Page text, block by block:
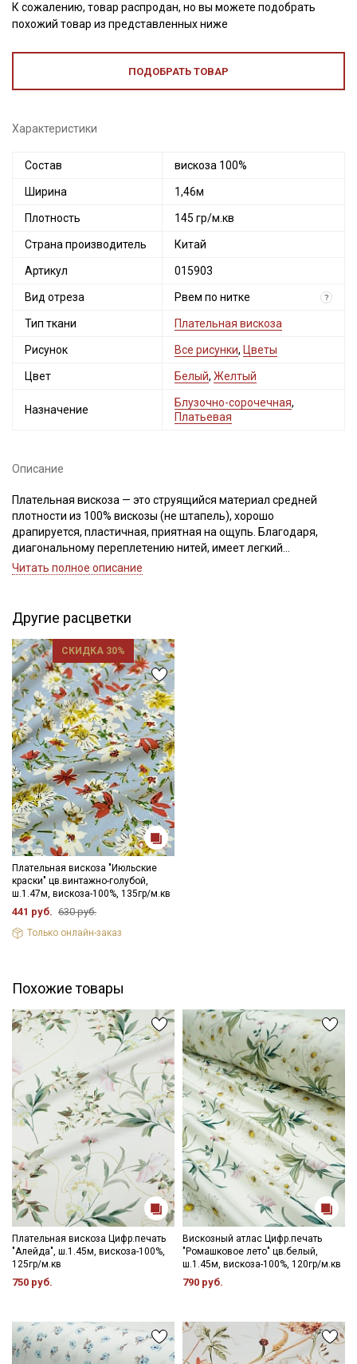
К сожалению, товар распродан, но вы можете подобрать
похожий товар из представленных ниже
ПОДОБРАТЬ ТОВАР
Характеристики
Состав вискоза 100%
Ширина 1,46м
Плотность 145 гр/м.кв
Страна производитель Китай
Артикул 015903
Вид отреза Рвем по нитке ?
Тип ткани Плательная вискоза
Рисунок Все рисунки, Цветы
Цвет Белый, Желтый
Назначение
Блузочно-сорочечная,
Платьевая
Описание
Плательная вискоза — это струящийся материал средней
плотности из 100% вискозы (не штапель), хорошо
драпируется, пластичная, приятная на ощупь. Благодаря,
диагональному переплетению нитей, имеет легкий
благородный блеск. Идеально подходит для пошива легкой
усадку до 10%, перед пошивом обязательно прополосните
отрез в воде при t дальнейших стирок, но не выше 40С
(рекомендуется полоскание до прозрачной воды), подсушите
в один слой и слегка влажную ткань прогладьте теплым
утюгом, не растягивая с изнаночной стороны. У ярких
расцветок встречается не стойкий краситель.
Уход:
- стирка до 30C режим "ручной стирки"
- запрещены отбеливатели
- сушить в подвешенном и расправленном состоянии
- гладить на низкой температуре (с изнанки).
Цветопередача (тон) может отличаться от оригинального
цвета ткани в зависимости от настроек вашего монитора и в
зависимости от партии.
Читать полное описание
Другие расцветки
СКИДКА 30%
Плательная вискоза "Июльские
краски" цв.винтажно-голубой,
ш.1.47м, вискоза-100%, 135гр/м.кв
441 руб. 630 руб.
Только онлайн-заказ
Похожие товары
Плательная вискоза Цифр.печать
"Алейда", ш.1.45м, вискоза-100%,
125гр/м.кв
750 руб.
Вискозный атлас Цифр.печать
"Ромашковое лето" цв.белый,
ш.1.45м, вискоза-100%, 120гр/м.кв
790 руб.
Секретная рассылка от Купава
Мы публикуем здесь дополнительные